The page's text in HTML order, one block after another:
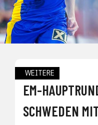
WEITERE
EM-
SCHWEDEN